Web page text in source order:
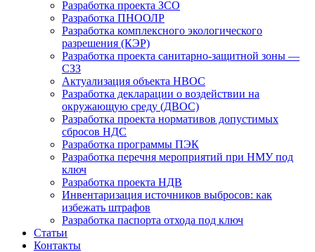
Разработка проекта ЗСО
Разработка ПНООЛР
Разработка комплексного экологического
разрешения (КЭР)
Разработка проекта санитарно-защитной зоны —
СЗЗ
Актуализация объекта НВОС
Разработка декларации о воздействии на
окружающую среду (ДВОС)
Разработка проекта нормативов допустимых
сбросов НДС
Разработка программы ПЭК
Разработка перечня мероприятий при НМУ под
ключ
Разработка проекта НДВ
Инвентаризация источников выбросов: как
избежать штрафов
Разработка паспорта отхода под ключ
Статьи
Контакты